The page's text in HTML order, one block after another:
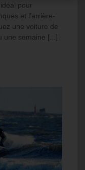
pour
et l’arrière-
une voiture de
une semaine [...]